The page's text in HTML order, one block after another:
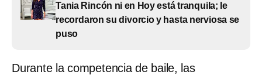
Tania Rincón ni en Hoy está tranquila; le
recordaron su divorcio y hasta nerviosa se
puso
Durante la competencia de baile, las